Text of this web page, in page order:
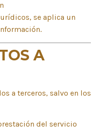
se aplica un
A
a terceros, salvo en los
del servicio